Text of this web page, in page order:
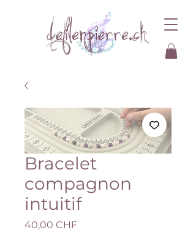
Bracelet
compagnon
intuitif
40,00 CHFPrix